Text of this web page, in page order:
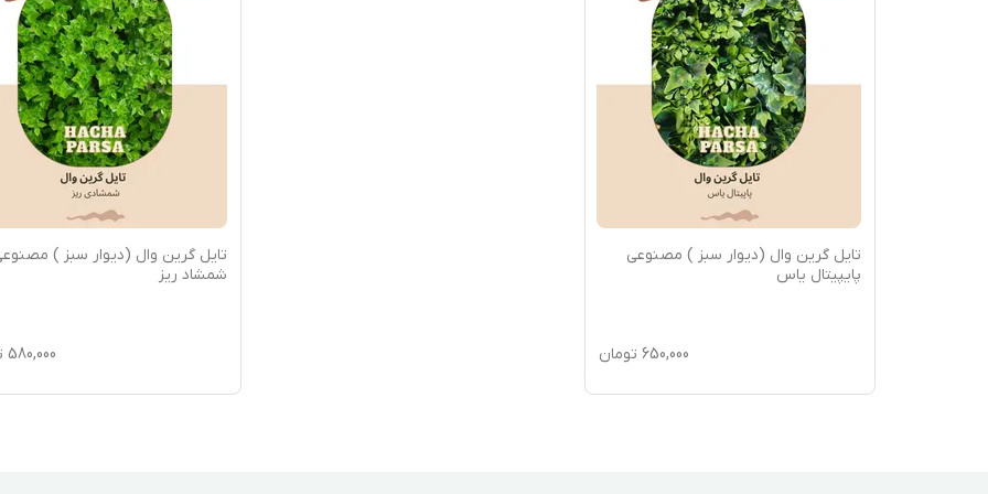
تایل گرین وال (دیوار سبز ) مصنوعی
پایپیتال یاس
650,000 تومان
تایل گرین وال (دیوار سبز )
شمشاد ریز
580,000